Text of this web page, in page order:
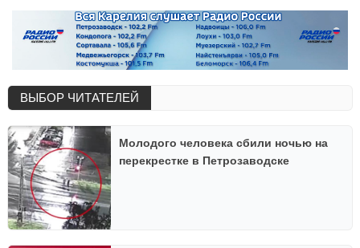
ВЫБОР ЧИТАТЕЛЕЙ
Молодого человека сбили ночью на
перекрестке в Петрозаводске